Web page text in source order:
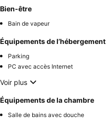
Bien-être
Bain de vapeur
Équipements de l’hébergement
Parking
PC avec accès Internet
Voir plus
Équipements de la chambre
Salle de bains avec douche